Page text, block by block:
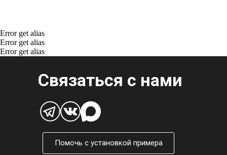
Error get alias
Error get alias
Error get alias
Связаться с нами
Помочь с установкой примера